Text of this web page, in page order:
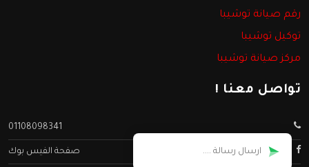
رقم صيانة توشيبا
توكيل توشيبا
مركز صيانة توشيبا
تواصل معنا !
01108098341
صفحة الفيس بوك